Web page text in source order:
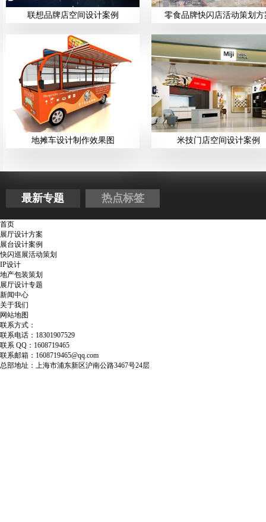
联想品牌店空间设计案例 零食品牌快闪店活动策划方
地摊车设计制作效果图 米技门店空间设计案例
最新专题 热点标签
首页
展厅设计方案
展台设计案例
快闪巡展活动策划
IP设计
地产包装策划
展厅设计专题
新闻中心
关于我们
网站地图
联系方式：
联系电话：18301907529
联系 QQ：1608719465
联系邮箱：1608719465@qq.com
总部地址：上海市浦东新区沪南公路3467号24层